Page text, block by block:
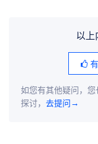
以上
如您有其他疑问，您
探讨， 去提问→